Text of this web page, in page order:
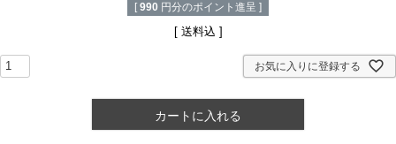
[ 990 円分のポイント進呈 ]
送料込
お気に入りに登録する
カートに入れる